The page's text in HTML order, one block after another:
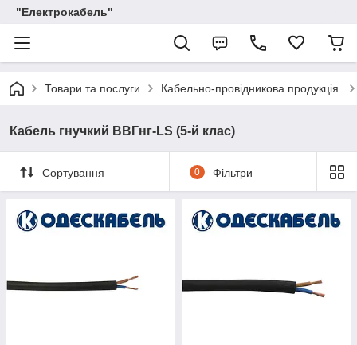
"Електрокабель"
Товари та послуги Кабельно-провідникова продукція.
Кабель гнучкий ВВГнг-LS (5-й клас)
Сортування 0 Фільтри